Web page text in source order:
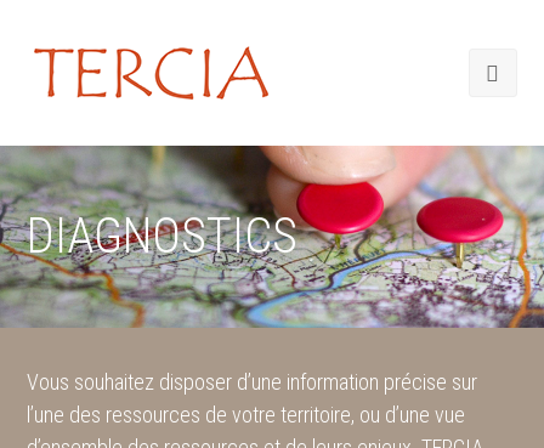
DIAGNOSTICS
Vous souhaitez disposer d’une information précise sur
l’une des ressources de votre territoire, ou d’une vue